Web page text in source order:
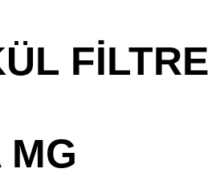
FİLTRE
MG